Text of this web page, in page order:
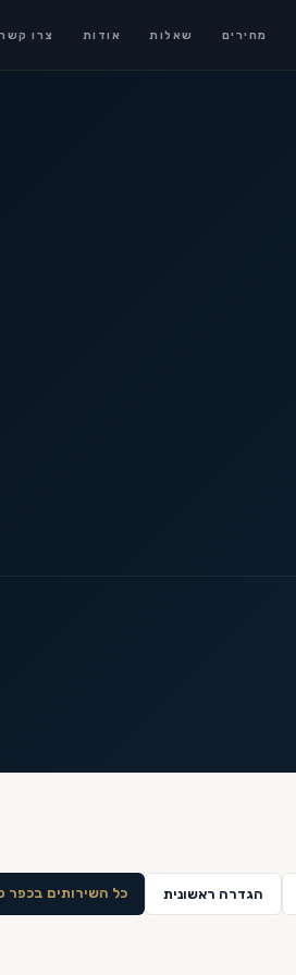
מחירים שאלות אודות צרו קשר
הגדרה ראשונית כל השירותים בכפר